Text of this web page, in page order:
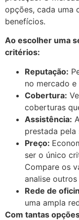
opções, cada uma
benefícios.
Ao escolher uma
critérios:
Reputação:
no mercado
Cobertura:
coberturas
Assistência:
prestada pela
Preço:
ser o único
Compare os
analise
Rede de
uma ampla
Com tantas